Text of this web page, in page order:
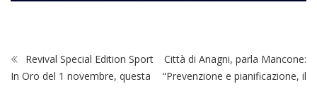
Revival Special Edition Sport
In Oro del 1 novembre, questa
Città di Anagni, parla Mancone:
“Prevenzione e pianificazione, il